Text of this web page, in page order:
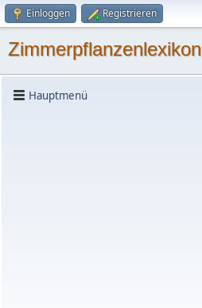
Einloggen Registrieren
Zimmerpflanzenlexikon
Hauptmenü